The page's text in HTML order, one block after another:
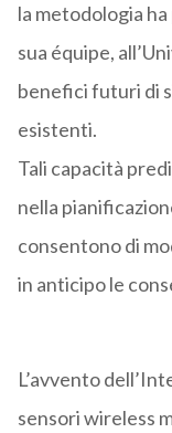
la metodologia
sua équipe,
benefici futuri di
esistenti.
Tali capacità
nella
consentono di
in anticipo le
L’avvento
sensori wireless